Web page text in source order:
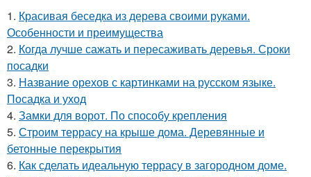
1. Красивая беседка из дерева своими руками.
Особенности и преимущества
2. Когда лучше сажать и пересаживать деревья. Сроки
посадки
3. Название орехов с картинками на русском языке.
Посадка и уход
4. Замки для ворот. По способу крепления
5. Строим террасу на крыше дома. Деревянные и
бетонные перекрытия
6. Как сделать идеальную террасу в загородном доме.